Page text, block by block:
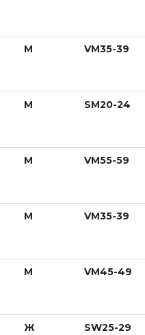
М VM35-39
М SM20-24
М VM55-59
М VM35-39
М VM45-49
Ж SW25-29